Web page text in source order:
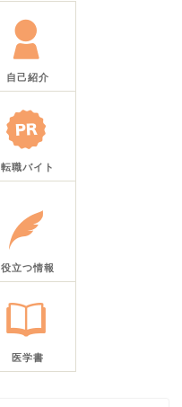
自己紹介
転職バイト
役立つ情報
医学書